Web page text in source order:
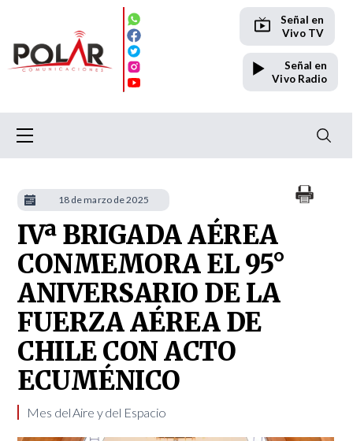
Señal en
Vivo TV
Señal en
Vivo Radio
IVª BRIGADA AÉREA
CONMEMORA EL 95°
ANIVERSARIO DE LA
FUERZA AÉREA DE
CHILE CON ACTO
ECUMÉNICO
​Mes del Aire y del Espacio
18 de marzo de 2025